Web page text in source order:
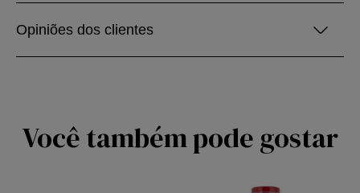
Opiniões dos clientes
Você também pode gostar